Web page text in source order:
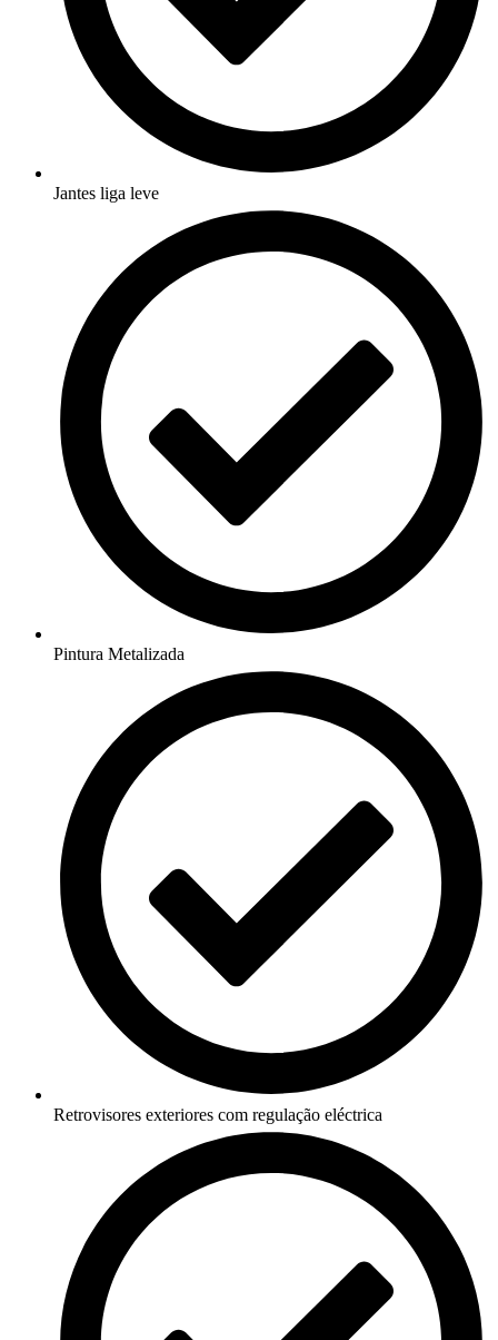
Jantes liga leve
Pintura Metalizada
Retrovisores exteriores com regulação eléctrica